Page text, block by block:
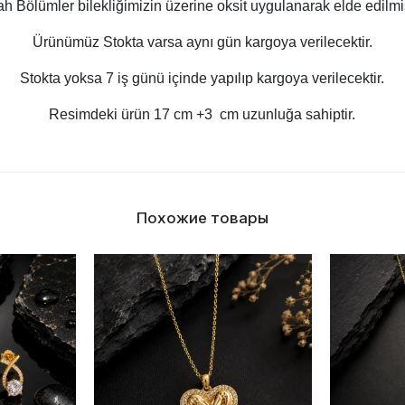
Bölümler bilekliğimizin üzerine oksit uygulanarak elde
Ürünümüz Stokta varsa aynı gün kargoya verilecektir.
Stokta yoksa 7 iş günü içinde yapılıp kargoya verilecektir.
Resimdeki ürün 17 cm +3 cm uzunluğa sahiptir.
Похожие товары